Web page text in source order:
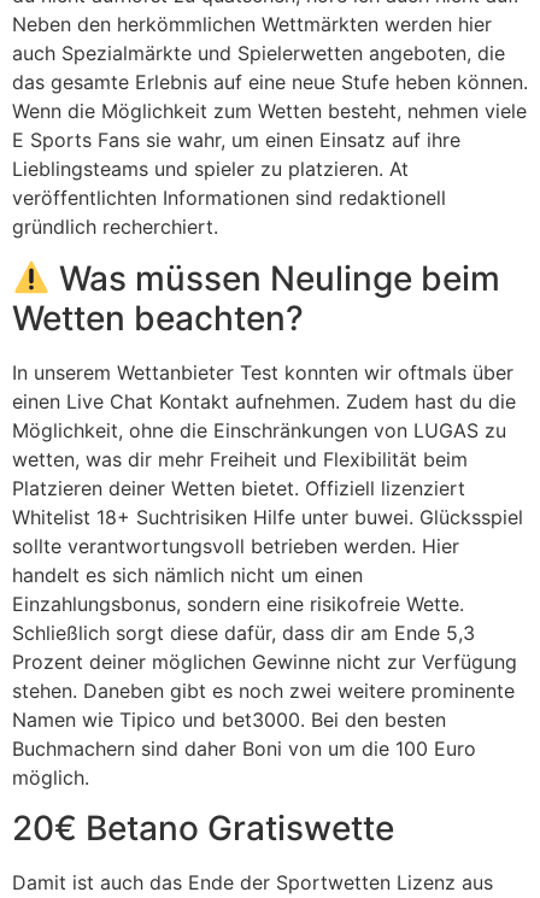
Neben den herkömmlichen Wettmärkten werden hier
auch Spezialmärkte und Spielerwetten angeboten, die
das gesamte Erlebnis auf eine neue Stufe heben können.
Wenn die Möglichkeit zum Wetten besteht, nehmen viele
E Sports Fans sie wahr, um einen Einsatz auf ihre
Lieblingsteams und spieler zu platzieren. At
veröffentlichten Informationen sind redaktionell
gründlich recherchiert.
Was müssen Neulinge beim
Wetten beachten?
In unserem Wettanbieter Test konnten wir oftmals über
einen Live Chat Kontakt aufnehmen. Zudem hast du die
Möglichkeit, ohne die Einschränkungen von LUGAS zu
wetten, was dir mehr Freiheit und Flexibilität beim
Platzieren deiner Wetten bietet. Offiziell lizenziert
Whitelist 18+ Suchtrisiken Hilfe unter buwei. Glücksspiel
sollte verantwortungsvoll betrieben werden. Hier
handelt es sich nämlich nicht um einen
Einzahlungsbonus, sondern eine risikofreie Wette.
Schließlich sorgt diese dafür, dass dir am Ende 5,3
Prozent deiner möglichen Gewinne nicht zur Verfügung
stehen. Daneben gibt es noch zwei weitere prominente
Namen wie Tipico und bet3000. Bei den besten
Buchmachern sind daher Boni von um die 100 Euro
möglich.
20€ Betano Gratiswette
Damit ist auch das Ende der Sportwetten Lizenz aus